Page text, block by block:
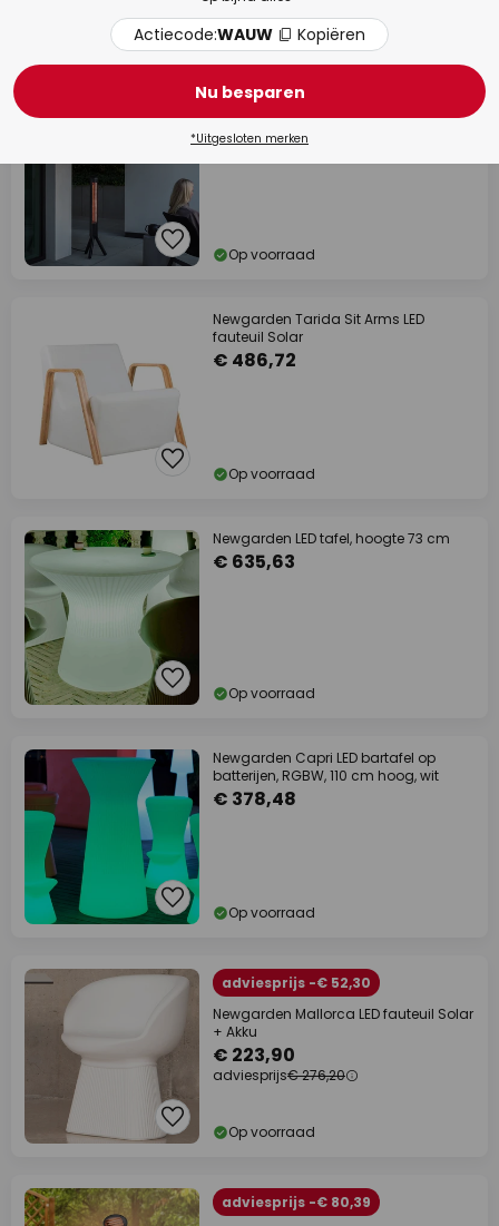
Op voorraad
Eva Solo Heat Up staande
terrasverwarmer
€ 508,35
Op voorraad
Newgarden Tarida Sit Arms LED
fauteuil Solar
€ 486,72
Op voorraad
Newgarden LED tafel, hoogte 73 cm
€ 635,63
Op voorraad
Newgarden Capri LED bartafel op
batterijen, RGBW, 110 cm hoog, wit
€ 378,48
Op voorraad
adviesprijs -€ 52,30
Newgarden Mallorca LED fauteuil Solar
+ Akku
€ 223,90
adviesprijs€ 276,20
Op voorraad
adviesprijs -€ 80,39
Actiecode:WAUW Kopiëren
Nu besparen
*Uitgesloten merken